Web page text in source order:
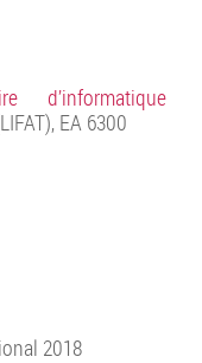
d’informatique
EA 6300
2018